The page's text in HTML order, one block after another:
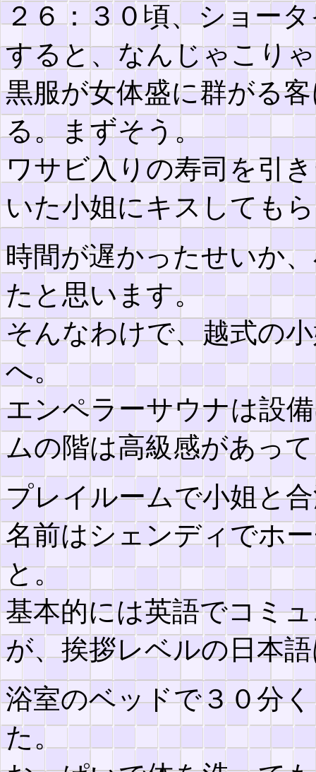
２６：３０頃、ショー
すると、なんじゃこり
黒服が女体盛に群がる
る。まずそう。
ワサビ入りの寿司を引
いた小姐にキスしても
時間が遅かったせいか
たと思います。
そんなわけで、越式の
へ。
エンペラーサウナは設
ムの階は高級感があっ
プレイルームで小姐と
名前はシェンディでホ
と。
基本的には英語でコミ
が、挨拶レベルの日本
浴室のベッドで３０分
た。